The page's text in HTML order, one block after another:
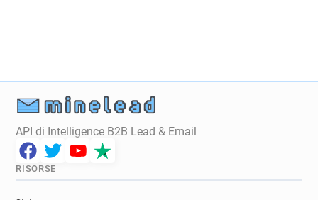
API di Intelligence B2B Lead & Email
RISORSE